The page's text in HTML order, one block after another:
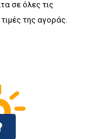
σε όλες τις
της αγοράς.